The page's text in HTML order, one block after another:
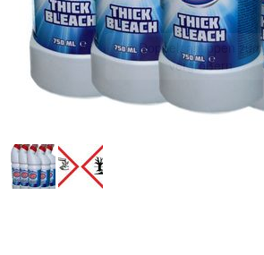
Doppelt antippen zum
vergrößern